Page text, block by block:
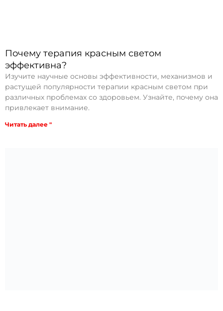
Почему терапия красным светом
эффективна?
Изучите научные основы эффективности, механизмов и
растущей популярности терапии красным светом при
различных проблемах со здоровьем. Узнайте, почему она
привлекает внимание.
Читать далее "